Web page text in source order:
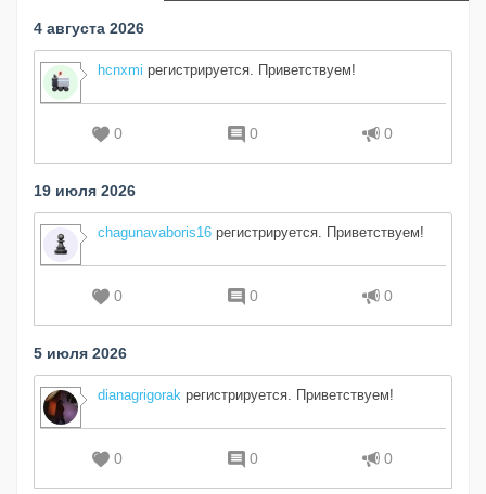
4 августа 2026
hcnxmi регистрируется. Приветствуем!
0 0 0
19 июля 2026
chagunavaboris16 регистрируется. Приветствуем!
0 0 0
5 июля 2026
dianagrigorak регистрируется. Приветствуем!
0 0 0